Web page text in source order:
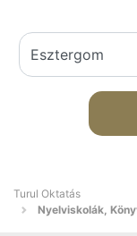
Turul Oktatás
Nyelviskolák,